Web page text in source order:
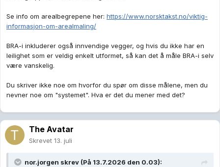
Se info om arealbegrepene her: https://www.norsktakst.no/viktig-
informasjon-om-arealmaling/
BRA-i inkluderer også innvendige vegger, og hvis du ikke har en
leilighet som er veldig enkelt utformet, så kan det å måle BRA-i selv
være vanskelig.
Du skriver ikke noe om hvorfor du spør om disse målene, men du
nevner noe om "systemet". Hva er det du mener med det?
The Avatar
Skrevet 13. juli
nor.jorgen skrev (På 13.7.2026 den 0.03):